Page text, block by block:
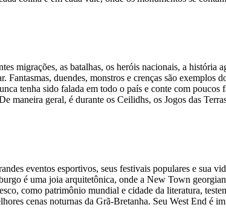
migrações, as batalhas, os heróis nacionais, a história
duendes, monstros e crenças são exemplos
tenha sido falada em todo o país e conte com
maneira geral, é durante os Ceilidhs, os Jogos das
eventos esportivos, seus festivais populares e sua
é uma joia arquitetônica, onde a New Town
como patrimônio mundial e cidade da literatura,
cenas noturnas da Grã-Bretanha. Seu West End é